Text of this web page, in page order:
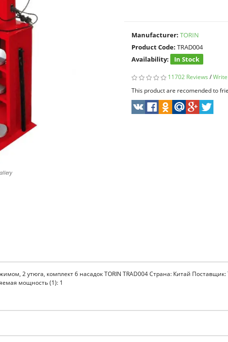
Manufacturer: TORIN
Product Code: TRAD004
Availability:
In Stock
11702 Reviews /
This product are recomended to
2 утюга, комплект 6 насадок TORIN TRAD004 Страна: Китай
мощность (1): 1